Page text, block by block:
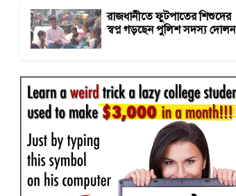
রাজধানীতে ফুটপাতের শিশুদের
স্বপ্ন গড়ছেন পুলিশ সদস্য দোলন